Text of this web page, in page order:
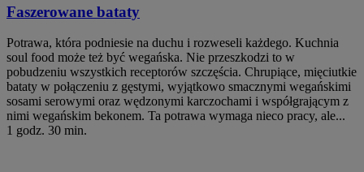
Faszerowane bataty
Potrawa, która podniesie na duchu i rozweseli każdego. Kuchnia
soul food może też być wegańska. Nie przeszkodzi to w
pobudzeniu wszystkich receptorów szczęścia. Chrupiące, mięciutkie
bataty w połączeniu z gęstymi, wyjątkowo smacznymi wegańskimi
sosami serowymi oraz wędzonymi karczochami i współgrającym z
nimi wegańskim bekonem. Ta potrawa wymaga nieco pracy, ale...
1 godz. 30 min.